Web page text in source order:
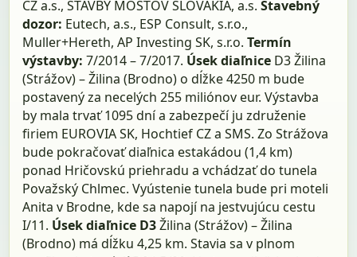
CZ a.s., STAVBY MOSTOV SLOVAKIA, a.s.Stavebný
dozor: Eutech, a.s., ESP Consult, s.r.o.,
Muller+Hereth, AP Investing SK, s.r.o.Termín
výstavby:7/2014 – 7/2017. Úsek diaľnice D3 Žilina
(Strážov) – Žilina (Brodno) o dĺžke 4250 m bude
postavený za necelých 255 miliónov eur. Výstavba
by mala trvať 1095 dní a zabezpečí ju združenie
firiem EUROVIA SK, Hochtief CZ a SMS. Zo Strážova
bude pokračovať diaľnica estakádou (1,4 km)
ponad Hričovskú priehradu a vchádzať do tunela
Považský Chlmec. Vyústenie tunela bude pri moteli
Anita v Brodne, kde sa napojí na jestvujúcu cestu
I/11. Úsek diaľnice D3Žilina (Strážov) – Žilina
(Brodno) má dĺžku 4,25 km. Stavia sa v plnom